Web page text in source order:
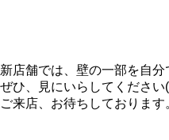
新店舗では、壁の一部を自
ぜひ、見にいらしてください
ご来店、お待ちしております